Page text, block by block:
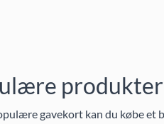
gavekort kan du købe et